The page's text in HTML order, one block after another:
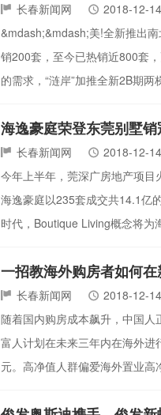
长春新闻网
2018-12-14
&mdash;&mdash;美!全新推出
销200套，至今已热销近800套
的需求，“涟岸”加推全新2B期
海逸豪庭荣登东莞别墅
长春新闻网
2018-12-14
今年上半年，莞深广房地产项
海逸豪庭以235套成交共14.1亿
时代，Boutique Living概念将为
一招教海外购房者如何
长春新闻网
2018-12-14
随着国内购房成本飙升，中国
富人计划在未来三年内在海外
元。高净值人群偏爱海外置业